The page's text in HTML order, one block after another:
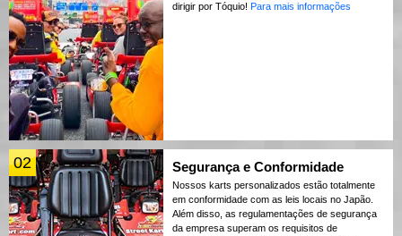
dirigir por Tóquio! Para mais informações
02 Segurança e Conformidade
Nossos karts personalizados estão totalmente
em conformidade com as leis locais no Japão.
Além disso, as regulamentações de segurança
da empresa superam os requisitos de